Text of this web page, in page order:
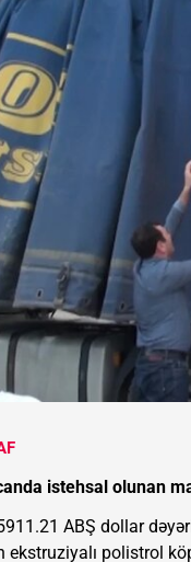
istehsal olunan
ABŞ dollar
ekstruziyalı polistrol